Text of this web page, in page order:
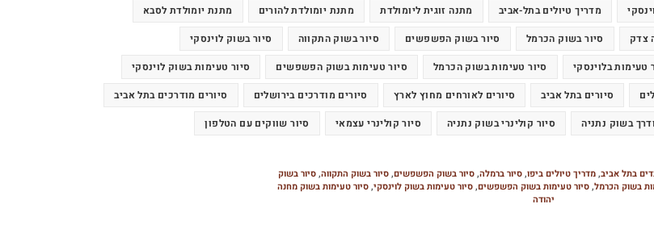
מדריך טיולים בתל-אביב מתנה זוגית ליומולדת מתנת יומולדת להורים
מתנת יומולדת לסבא
צדק סיור בשוק הכרמל סיור בשוק הפשפשים סיור בשוק התקווה
סיור בשוק לוינסקי
טעימות בלוינסקי סיור טעימות בשוק הכרמל סיור טעימות בשוק הפשפשים
סיור טעימות בשוק לוינסקי
סיורים בתל אביב סיורים לאורחים מחוץ לארץ סיורים מודרכים בירושלים
סיורים מודרכים בתל אביב
בשוק נתניה סיור קולינרי בשוק נתניה סיור קולינרי עצמאי סיור שווקים עם הטלפון
בתל אביב,מדריך טיולים ביפו,סיור ברמלה,סיור בשוק הפשפשים,סיור בשוק התקווה,סיור בשוק
בשוק הכרמל, סיור טעימות בשוק הפשפשים, סיור טעימות בשוק לוינסקי, סיור טעימות בשוק מחנה
יהודה